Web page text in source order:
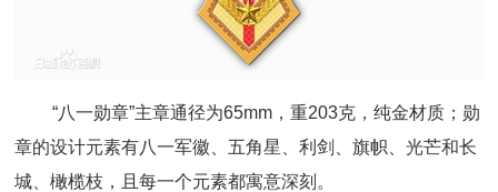
“八一勋章”主章通径为65mm，重203克，纯金材质；勋
章的设计元素有八一军徽、五角星、利剑、旗帜、光芒和长
城、橄榄枝，且每一个元素都寓意深刻。